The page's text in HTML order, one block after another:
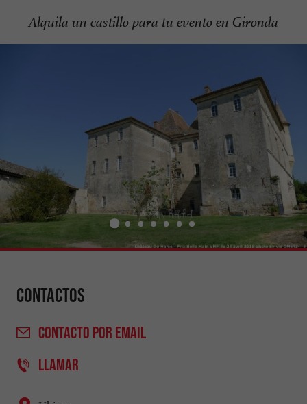
Alquila un castillo para tu evento en Gironda
Contactos
CONTACTO POR EMAIL
LLAMAR